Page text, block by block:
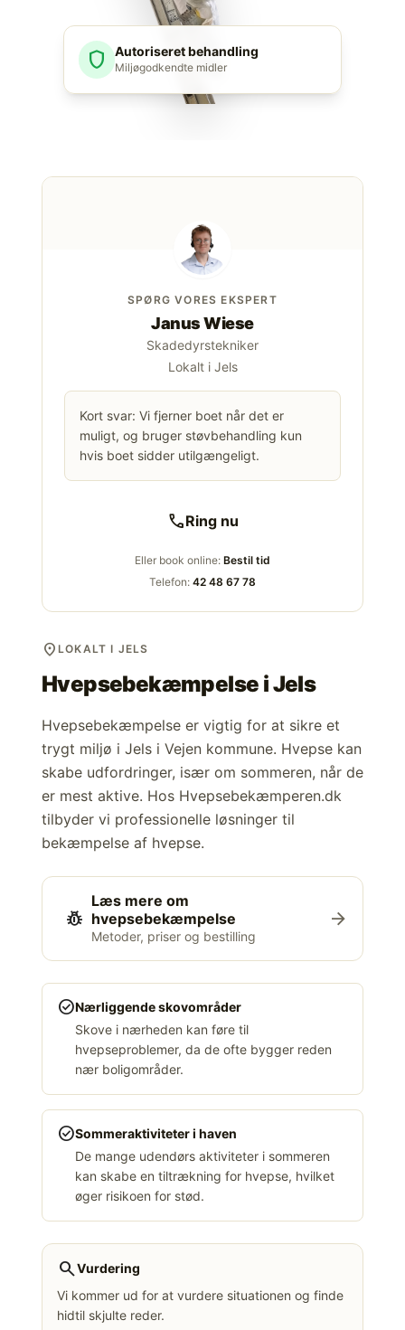
shield Autoriseret behandling
Miljøgodkendte midler
SPØRG VORES EKSPERT
Janus Wiese
Skadedyrstekniker
Lokalt i Jels
Kort svar: Vi fjerner boet når det er
muligt, og bruger støvbehandling kun
hvis boet sidder utilgængeligt.
callRing nu
Eller book online: Bestil tid
Telefon: 42 48 67 78
location_on LOKALT I JELS
Hvepsebekæmpelse iJels
Hvepsebekæmpelse er vigtig for at sikre et
trygt miljø i Jels i Vejen kommune. Hvepse kan
skabe udfordringer, især om sommeren, når de
er mest aktive. Hos Hvepsebekæmperen.dk
tilbyder vi professionelle løsninger til
bekæmpelse af hvepse.
pest_control
Læs mere om
hvepsebekæmpelse
Metoder, priser og bestilling
arrow_forward
check_circleNærliggende skovområder
Skove i nærheden kan føre til
hvepseproblemer, da de ofte bygger reden
nær boligområder.
check_circleSommeraktiviteter i haven
De mange udendørs aktiviteter i sommeren
kan skabe en tiltrækning for hvepse, hvilket
øger risikoen for stød.
searchVurdering
Vi kommer ud for at vurdere situationen og finde
hidtil skjulte reder.